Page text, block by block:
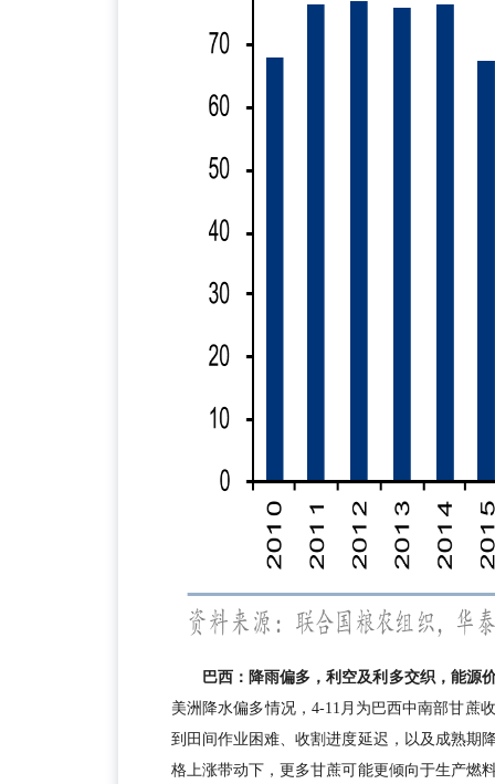
巴西：降雨偏多，利空及利多交织，能源
美洲降水偏多情况，4-11月为巴西中南部甘蔗
到田间作业困难、收割进度延迟，以及成熟期
格上涨带动下，更多甘蔗可能更倾向于生产燃